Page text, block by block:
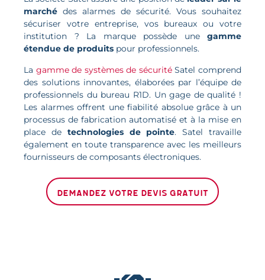
marché des alarmes de sécurité. Vous souhaitez
sécuriser votre entreprise, vos bureaux ou votre
institution ? La marque possède une gamme
étendue de produits pour professionnels.
La gamme de systèmes de sécuritéSatel comprend
des solutions innovantes, élaborées par l’équipe de
professionnels du bureau R1D. Un gage de qualité !
Les alarmes offrent une fiabilité absolue grâce à un
processus de fabrication automatisé et à la mise en
place de technologies de pointe. Satel travaille
également en toute transparence avec les meilleurs
fournisseurs de composants électroniques.
Demandez votre devis gratuit